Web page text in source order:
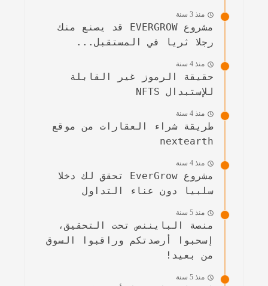
منذ 3 سنة
مشروع EVERGROW قد يصنع منك
رجلا ثريا في المستقبل...
منذ 4 سنة
حقيقة الرموز غير القابلة
للإستبدال NFTS
منذ 4 سنة
طريقة شراء العقارات من موقع
nextearth
منذ 4 سنة
مشروع EverGrow تحقق لك دخلا
سلبيا دون عناء التداول
منذ 5 سنة
منصة البايننص تحت التحقيق،
إسحبوا أرصدتكم وراقبوا السوق
من بعيد!
منذ 5 سنة